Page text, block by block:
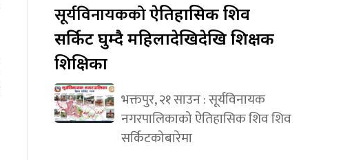
सूर्यविनायककोऐतिहासिक शिव
सर्किट घुम्दै महिलादेखिदेखि शिक्षक
शिक्षिका
भक्तपुर, २१ साउन : सूर्यविनायक
नगरपालिकाको ऐतिहासिक शिव शिव
सर्किटकोबारेमा